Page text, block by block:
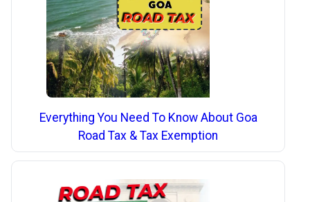
Everything You Need To Know About Goa
Road Tax & Tax Exemption